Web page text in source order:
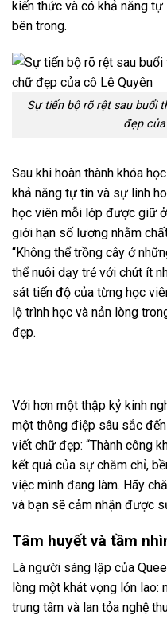
kiến thức và có khả năng
bên trong.
Sự tiến bộ rõ rệt sau buổi
đẹp
Sau khi hoàn thành khóa
khả năng tự tin và sự linh
học viên mỗi lớp được giữ
giới hạn số lượng nhằm
“Không thể trồng cây ở
thể nuôi dạy trẻ với chút ít
sát tiến độ của từng học
lộ trình học và nản lòng
đẹp.
Với hơn một thập kỷ kinh
một thông điệp sâu sắc
viết chữ đẹp: “Thành công
kết quả của sự chăm chỉ,
việc mình đang làm. Hãy
và bạn sẽ cảm nhận được
Tâm huyết và tầm
Là người sáng lập của
lòng một khát vọng lớn lao:
trung tâm và lan tỏa nghệ